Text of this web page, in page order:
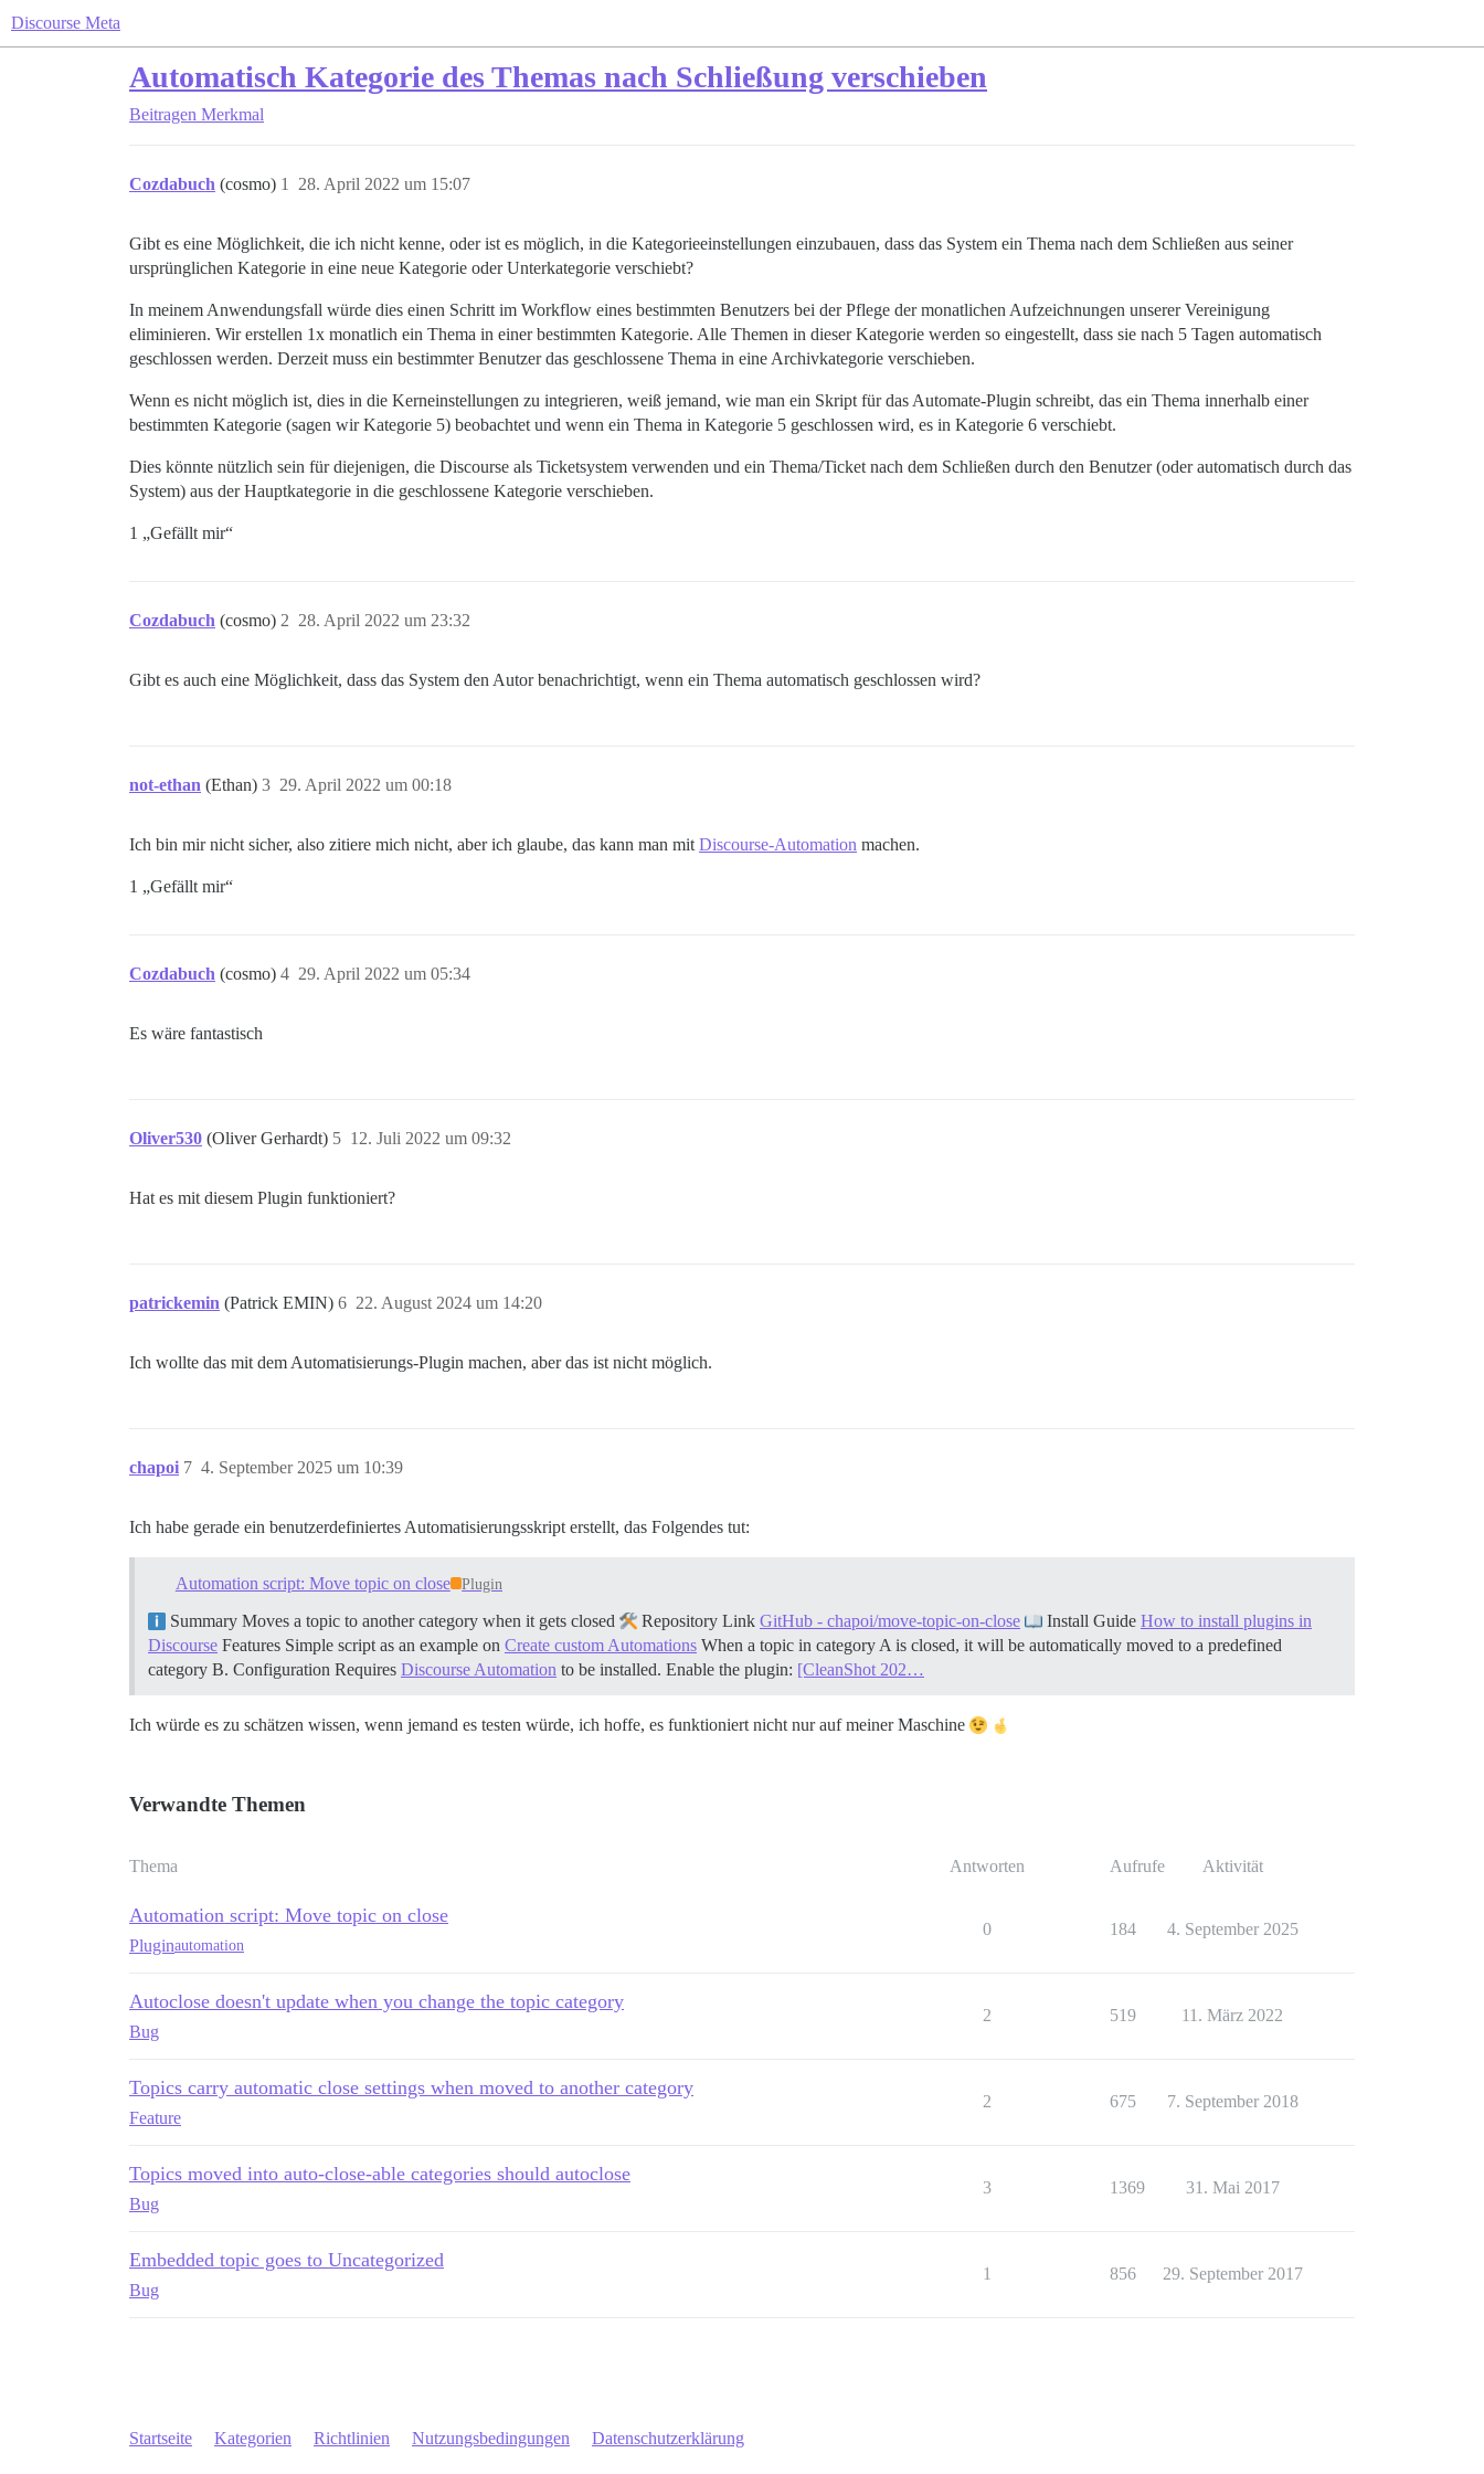
Discourse Meta
Automatisch Kategorie des Themas nach Schließung verschieben
Beitragen Merkmal
Cozdabuch (cosmo) 28. April 2022 um 15:07
1
Gibt es eine Möglichkeit, die ich nicht kenne, oder ist es möglich, in die Kategorieeinstellungen einzubauen, dass das System ein Thema nach dem Schließen aus seiner
ursprünglichen Kategorie in eine neue Kategorie oder Unterkategorie verschiebt?
In meinem Anwendungsfall würde dies einen Schritt im Workflow eines bestimmten Benutzers bei der Pflege der monatlichen Aufzeichnungen unserer Vereinigung
eliminieren. Wir erstellen 1x monatlich ein Thema in einer bestimmten Kategorie. Alle Themen in dieser Kategorie werden so eingestellt, dass sie nach 5 Tagen automatisch
geschlossen werden. Derzeit muss ein bestimmter Benutzer das geschlossene Thema in eine Archivkategorie verschieben.
Wenn es nicht möglich ist, dies in die Kerneinstellungen zu integrieren, weiß jemand, wie man ein Skript für das Automate-Plugin schreibt, das ein Thema innerhalb einer
bestimmten Kategorie (sagen wir Kategorie 5) beobachtet und wenn ein Thema in Kategorie 5 geschlossen wird, es in Kategorie 6 verschiebt.
Dies könnte nützlich sein für diejenigen, die Discourse als Ticketsystem verwenden und ein Thema/Ticket nach dem Schließen durch den Benutzer (oder automatisch durch das
System) aus der Hauptkategorie in die geschlossene Kategorie verschieben.
1 „Gefällt mir“
Cozdabuch (cosmo) 28. April 2022 um 23:32
2
Gibt es auch eine Möglichkeit, dass das System den Autor benachrichtigt, wenn ein Thema automatisch geschlossen wird?
not-ethan (Ethan) 29. April 2022 um 00:18
3
Ich bin mir nicht sicher, also zitiere mich nicht, aber ich glaube, das kann man mit Discourse-Automation machen.
1 „Gefällt mir“
Cozdabuch (cosmo) 29. April 2022 um 05:34
4
Es wäre fantastisch
Oliver530 (Oliver Gerhardt) 12. Juli 2022 um 09:32
5
Hat es mit diesem Plugin funktioniert?
patrickemin (Patrick EMIN) 22. August 2024 um 14:20
6
Ich wollte das mit dem Automatisierungs-Plugin machen, aber das ist nicht möglich.
chapoi 4. September 2025 um 10:39
7
Ich habe gerade ein benutzerdefiniertes Automatisierungsskript erstellt, das Folgendes tut:
Automation script: Move topic on close Plugin
Summary Moves a topic to another category when it gets closed Repository Link GitHub - chapoi/move-topic-on-close Install Guide How to install plugins in
Discourse Features Simple script as an example on Create custom Automations When a topic in category A is closed, it will be automatically moved to a predefined
category B. Configuration Requires Discourse Automation to be installed. Enable the plugin: [CleanShot 202…
Ich würde es zu schätzen wissen, wenn jemand es testen würde, ich hoffe, es funktioniert nicht nur auf meiner Maschine
Verwandte Themen
Thema Antworten Aufrufe Aktivität
Automation script: Move topic on close
Pluginautomation
0 184 4. September 2025
Autoclose doesn't update when you change the topic category
Bug
2 519 11. März 2022
Topics carry automatic close settings when moved to another category
Feature
2 675 7. September 2018
Topics moved into auto-close-able categories should autoclose
Bug
3 1369 31. Mai 2017
Embedded topic goes to Uncategorized
Bug
1 856 29. September 2017
Startseite Kategorien Richtlinien Nutzungsbedingungen Datenschutzerklärung